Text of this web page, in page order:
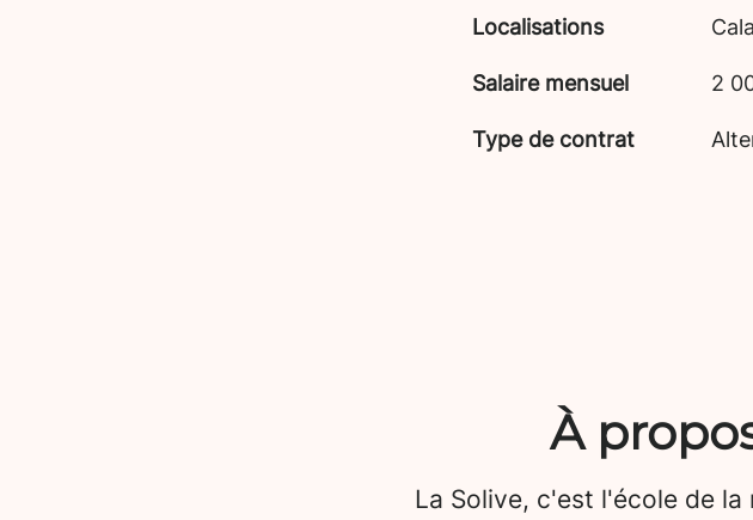
Localisations
Salaire mensuel 2
Type de contrat
À
La Solive, c'est l'école de